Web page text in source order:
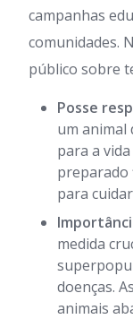
campanhas
comunidades.
público sobre
Posse
um animal
para a
preparado
para
medida
doenças.
animais